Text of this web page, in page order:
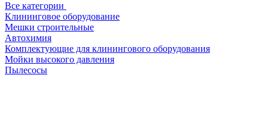
Все категории
Клининговое оборудование
Мешки строительные
Автохимия
Комплектующие для клинингового оборудования
Мойки высокого давления
Пылесосы